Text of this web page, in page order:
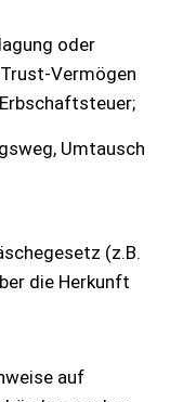
oder
Vermögen
Umtausch
(z.B.
die Herkunft
auf